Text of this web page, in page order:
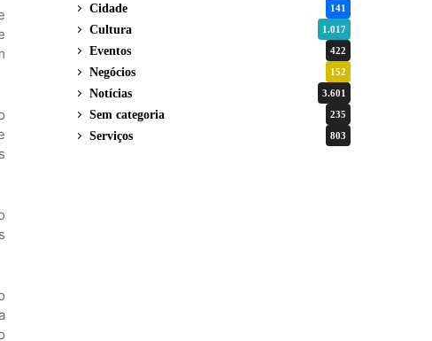
Cidade 141
Cultura 1.017
Eventos 422
Negócios 152
Notícias 3.601
Sem categoria 235
Serviços 803